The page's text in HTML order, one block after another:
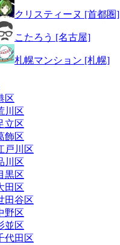
クリスティーヌ [首都圏]
こたろう [名古屋]
札幌マンション [札幌]
区
川区
立区
飾区
戸川区
川区
黒区
田区
田谷区
野区
並区
代田区